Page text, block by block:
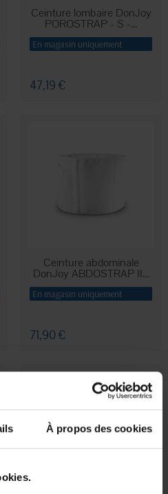
À propos des cookies
Ceinture lombaire DonJoy
POROSTRAP - S -...
En magasin uniquement
47,19 €
Ceinture abdominale
DonJoy ABDOSTRAP II...
En magasin uniquement
71,90 €